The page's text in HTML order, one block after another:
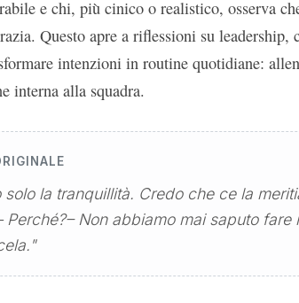
e chi, più cinico o realistico, osserva
Questo apre a riflessioni su leadership,
intenzioni in routine quotidiane:
interna alla squadra.
solo la tranquillità. Credo che ce la
Perché?– Non abbiamo mai saputo fare